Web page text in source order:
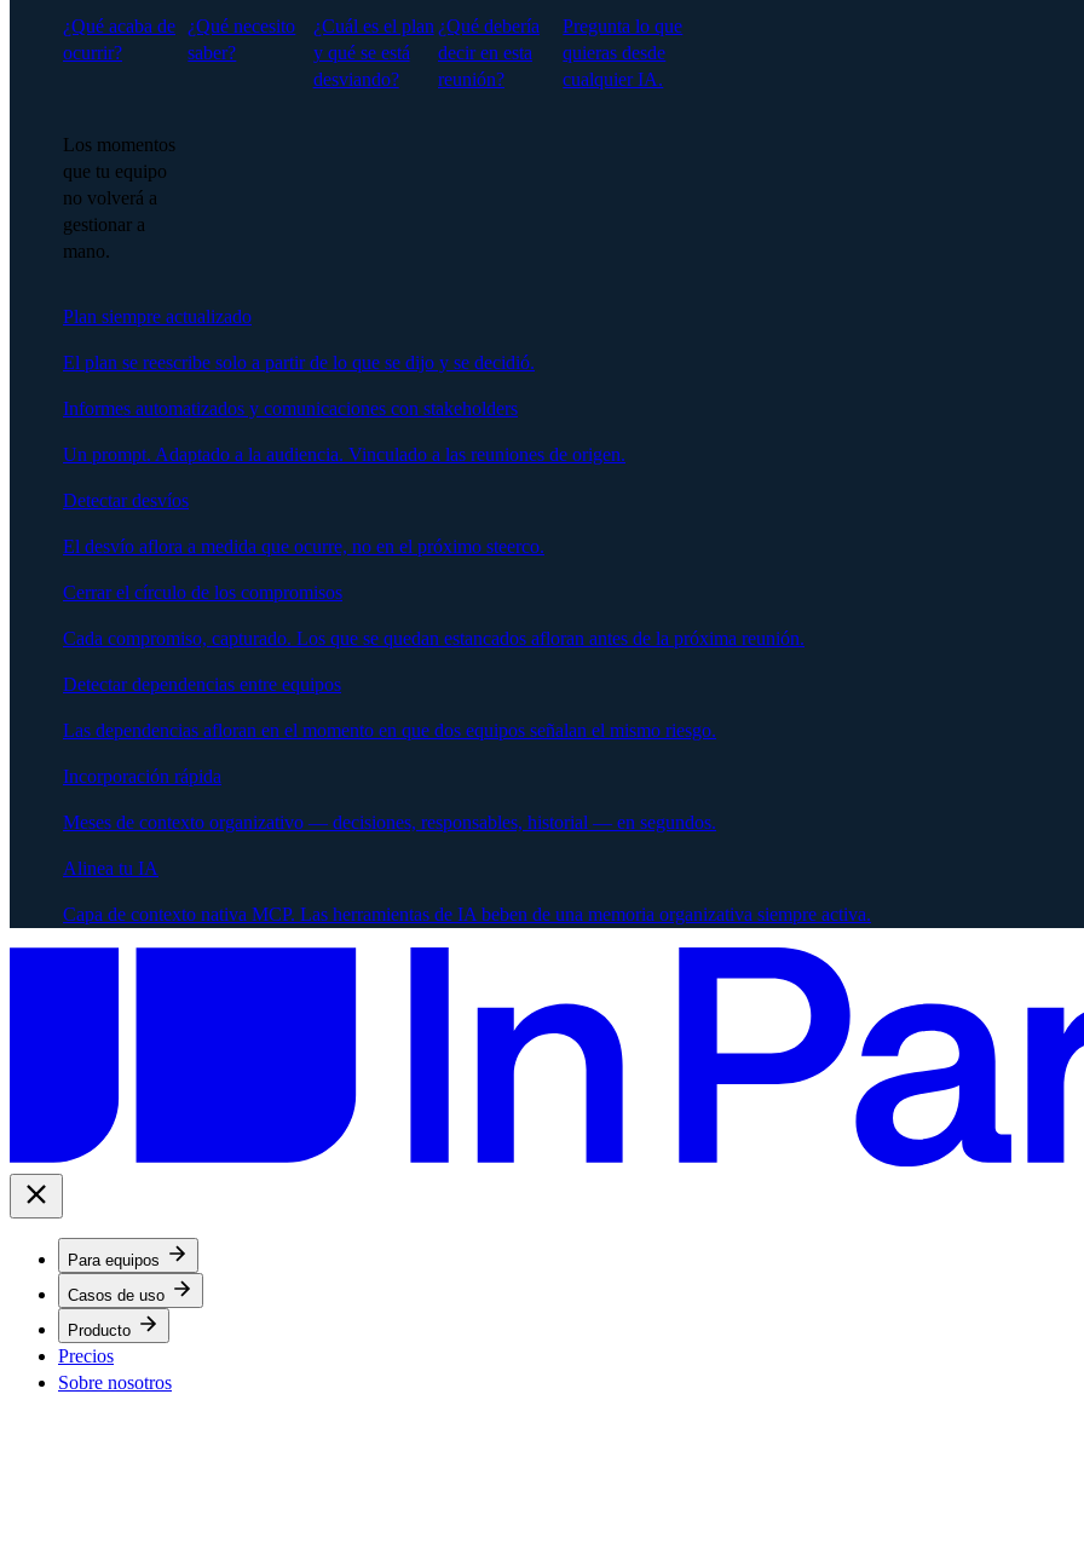
¿Qué acaba de
ocurrir?
¿Qué necesito
saber?
¿Cuál es el plan
y qué se está
desviando?
¿Qué debería
decir en esta
reunión?
Pregunta lo que
quieras desde
cualquier IA.
Los momentos
que tu equipo
no volverá a
gestionar a
mano.
Plan siempre actualizado
El plan se reescribe solo a partir de lo que se dijo y se decidió.
Informes automatizados y comunicaciones con stakeholders
Un prompt. Adaptado a la audiencia. Vinculado a las reuniones de origen.
Detectar desvíos
El desvío aflora a medida que ocurre, no en el próximo steerco.
Cerrar el círculo de los compromisos
Cada compromiso, capturado. Los que se quedan estancados afloran antes de la próxima reunión.
Detectar dependencias entre equipos
Las dependencias afloran en el momento en que dos equipos señalan el mismo riesgo.
Incorporación rápida
Meses de contexto organizativo — decisiones, responsables, historial — en segundos.
Alinea tu IA
Capa de contexto nativa MCP. Las herramientas de IA beben de una memoria organizativa siempre activa.
Para equipos
Casos de uso
Producto
Precios
Sobre nosotros